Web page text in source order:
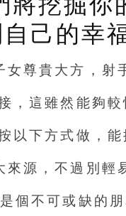
己的幸
女尊貴大方，
，這雖然能夠
以下方式做，
來源，不過別
個不可或缺的